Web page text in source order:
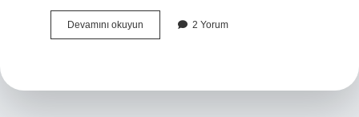
Devamını okuyun
Ne
2 Yorum